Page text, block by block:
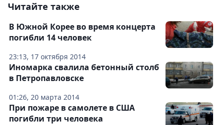
Читайте также
23:13, 17 октября 2014
В Южной Корее во время концерта
погибли 14 человек
01:26, 20 марта 2014
Иномарка свалила бетонный столб
в Петропавловске
При пожаре в самолете в США
погибли три человека